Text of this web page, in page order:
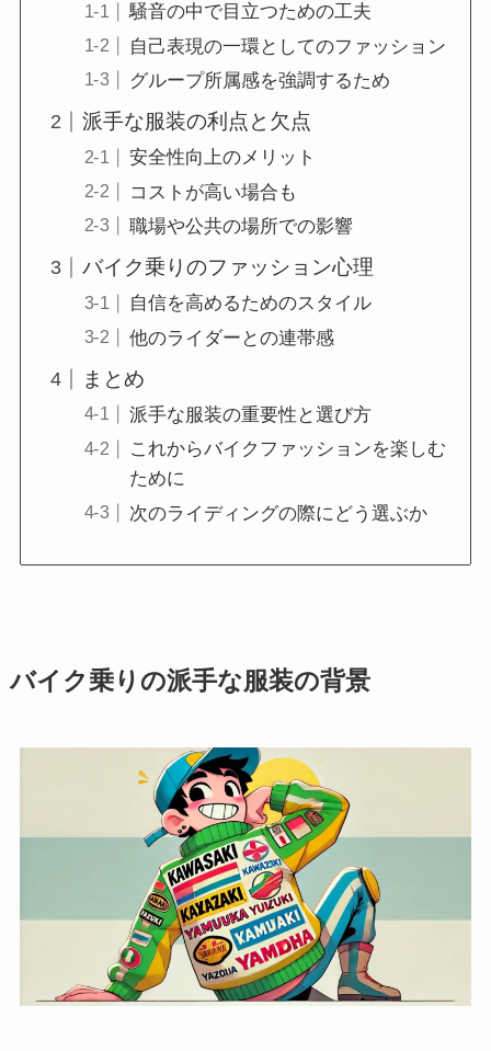
騒音の中で目立つための工夫
自己表現の一環としてのファッション
グループ所属感を強調するため
派手な服装の利点と欠点
安全性向上のメリット
コストが高い場合も
職場や公共の場所での影響
バイク乗りのファッション心理
自信を高めるためのスタイル
他のライダーとの連帯感
まとめ
派手な服装の重要性と選び方
これからバイクファッションを楽しむ
ために
次のライディングの際にどう選ぶか
バイク乗りの派手な服装の背景